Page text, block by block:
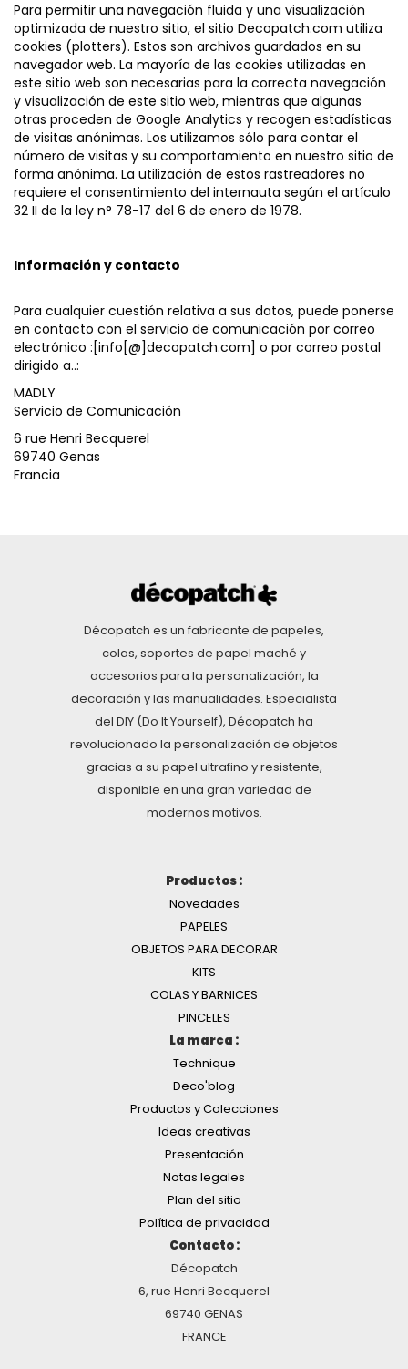
Para permitir una navegación fluida y una visualización
optimizada de nuestro sitio, el sitio Decopatch.com utiliza
cookies (plotters). Estos son archivos guardados en su
navegador web. La mayoría de las cookies utilizadas en
este sitio web son necesarias para la correcta navegación
y visualización de este sitio web, mientras que algunas
otras proceden de Google Analytics y recogen estadísticas
de visitas anónimas. Los utilizamos sólo para contar el
número de visitas y su comportamiento en nuestro sitio de
forma anónima. La utilización de estos rastreadores no
requiere el consentimiento del internauta según el artículo
32 II de la ley n° 78-17 del 6 de enero de 1978.
Información y contacto
Para cualquier cuestión relativa a sus datos, puede ponerse
en contacto con el servicio de comunicación por correo
electrónico :[info[@]decopatch.com] o por correo postal
dirigido a..:
MADLY
Servicio de Comunicación
6 rue Henri Becquerel
69740 Genas
Francia
Décopatch es un fabricante de papeles,
colas, soportes de papel maché y
accesorios para la personalización, la
decoración y las manualidades. Especialista
del DIY (Do It Yourself), Décopatch ha
revolucionado la personalización de objetos
gracias a su papel ultrafino y resistente,
disponible en una gran variedad de
modernos motivos.
Productos :
Novedades
PAPELES
OBJETOS PARA DECORAR
KITS
COLAS Y BARNICES
PINCELES
La marca :
Technique
Deco'blog
Productos y Colecciones
Ideas creativas
Presentación
Notas legales
Plan del sitio
Política de privacidad
Contacto :
Décopatch
6, rue Henri Becquerel
69740 GENAS
FRANCE